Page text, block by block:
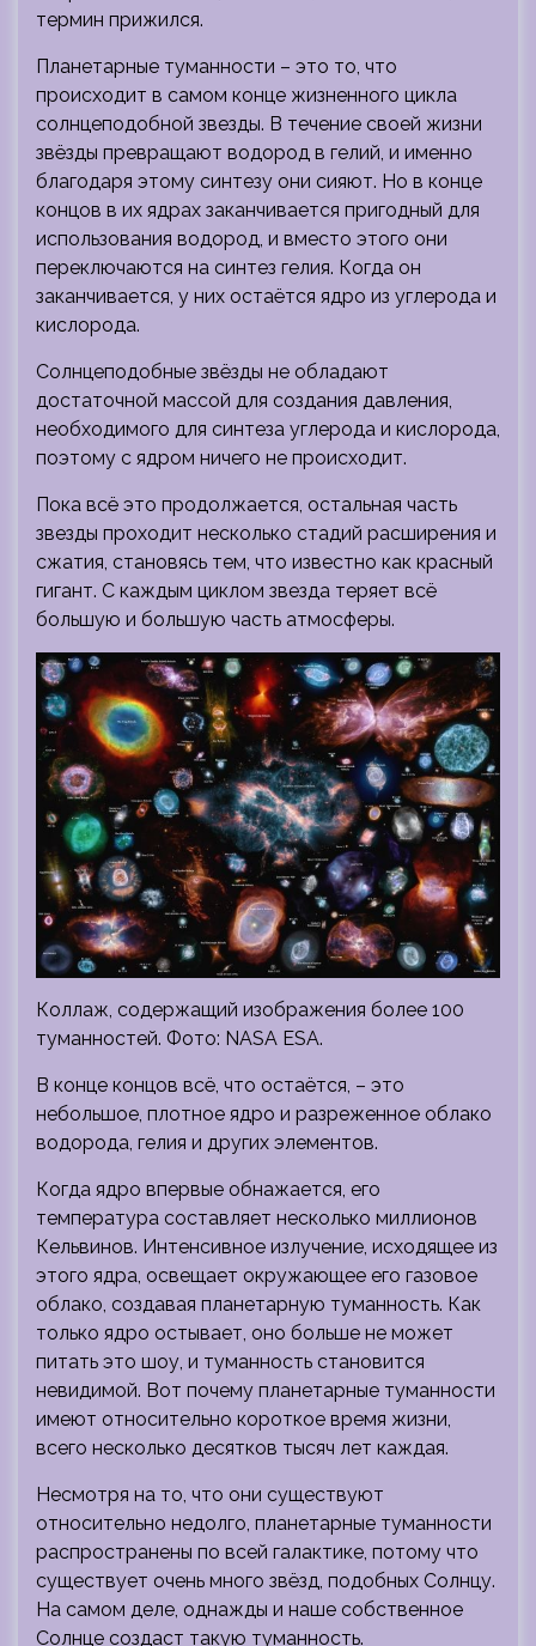
термин прижился.
Планетарные туманности – это то, что
происходит в самом конце жизненного цикла
солнцеподобной звезды. В течение своей жизни
звёзды превращают водород в гелий, и именно
благодаря этому синтезу они сияют. Но в конце
концов в их ядрах заканчивается пригодный для
использования водород, и вместо этого они
переключаются на синтез гелия. Когда он
заканчивается, у них остаётся ядро ​​из углерода и
кислорода.
Солнцеподобные звёзды не обладают
достаточной массой для создания давления,
необходимого для синтеза углерода и кислорода,
поэтому с ядром ничего не происходит.
Пока всё это продолжается, остальная часть
звезды проходит несколько стадий расширения и
сжатия, становясь тем, что известно как красный
гигант. С каждым циклом звезда теряет всё
большую и большую часть атмосферы.
Коллаж, содержащий изображения более 100
туманностей. Фото: NASA ESA.
В конце концов всё, что остаётся, – это
небольшое, плотное ядро ​​и разреженное облако
водорода, гелия и других элементов.
Когда ядро ​​впервые обнажается, его
температура составляет несколько миллионов
Кельвинов. Интенсивное излучение, исходящее из
этого ядра, освещает окружающее его газовое
облако, создавая планетарную туманность. Как
только ядро ​​остывает, оно больше не может
питать это шоу, и туманность становится
невидимой. Вот почему планетарные туманности
имеют относительно короткое время жизни,
всего несколько десятков тысяч лет каждая.
Несмотря на то, что они существуют
относительно недолго, планетарные туманности
распространены по всей галактике, потому что
существует очень много звёзд, подобных Солнцу.
На самом деле, однажды и наше собственное
Солнце создаст такую ​​туманность.